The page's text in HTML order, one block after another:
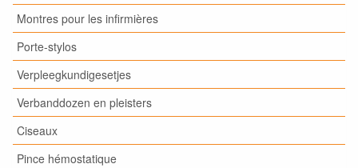
Montres pour les infirmières
Porte-stylos
Verpleegkundigesetjes
Verbanddozen en pleisters
Ciseaux
Pince hémostatique